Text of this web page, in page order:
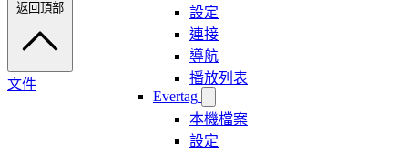
設定
連接
導航
播放列表
Evertag
本機檔案
設定
返回頂部
文件